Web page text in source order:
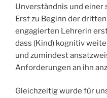
Unverständnis und
Erst zu Beginn der
engagierten Lehrerin
dass (Kind) kognitiv
und zumindest
Anforderungen an ihn
Gleichzeitig wurde für